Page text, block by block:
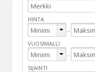
HINTA
-
VUOSIMALLI
-
SIJAINTI